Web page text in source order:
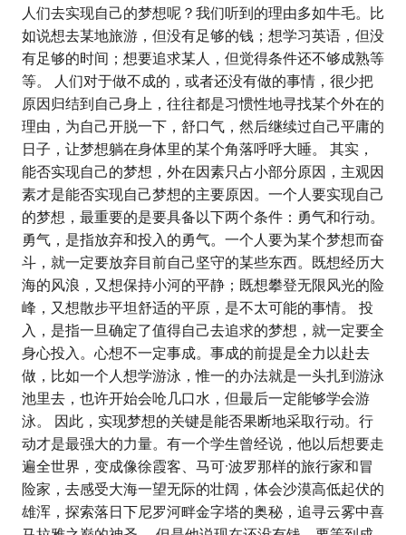
人们去实现自己的梦想呢？我们听到的理由多如牛毛。比
如说想去某地旅游，但没有足够的钱；想学习英语，但没
有足够的时间；想要追求某人，但觉得条件还不够成熟等
等。 人们对于做不成的，或者还没有做的事情，很少把
原因归结到自己身上，往往都是习惯性地寻找某个外在的
理由，为自己开脱一下，舒口气，然后继续过自己平庸的
日子，让梦想躺在身体里的某个角落呼呼大睡。 其实，
能否实现自己的梦想，外在因素只占小部分原因，主观因
素才是能否实现自己梦想的主要原因。一个人要实现自己
的梦想，最重要的是要具备以下两个条件：勇气和行动。
勇气，是指放弃和投入的勇气。一个人要为某个梦想而奋
斗，就一定要放弃目前自己坚守的某些东西。既想经历大
海的风浪，又想保持小河的平静；既想攀登无限风光的险
峰，又想散步平坦舒适的平原，是不太可能的事情。 投
入，是指一旦确定了值得自己去追求的梦想，就一定要全
身心投入。心想不一定事成。事成的前提是全力以赴去
做，比如一个人想学游泳，惟一的办法就是一头扎到游泳
池里去，也许开始会呛几口水，但最后一定能够学会游
泳。 因此，实现梦想的关键是能否果断地采取行动。行
动才是最强大的力量。有一个学生曾经说，他以后想要走
遍全世界，变成像徐霞客、马可·波罗那样的旅行家和冒
险家，去感受大海一望无际的壮阔，体会沙漠高低起伏的
雄浑，探索落日下尼罗河畔金字塔的奥秘，追寻云雾中喜